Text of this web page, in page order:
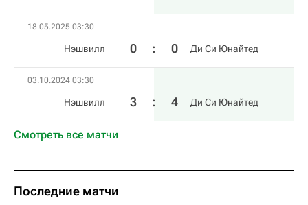
18.05.2025 03:30
Нэшвилл 0 : 0 Ди Си Юнайтед
03.10.2024 03:30
Нэшвилл 3 : 4 Ди Си Юнайтед
Смотреть все матчи
Последние матчи